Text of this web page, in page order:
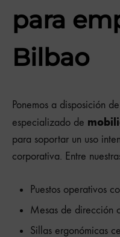
para
Bilbao
Ponemos a disposición
especializado de
para soportar un uso
corporativa. Entre
Puestos operativos
Mesas de dirección
Sillas ergonómicas